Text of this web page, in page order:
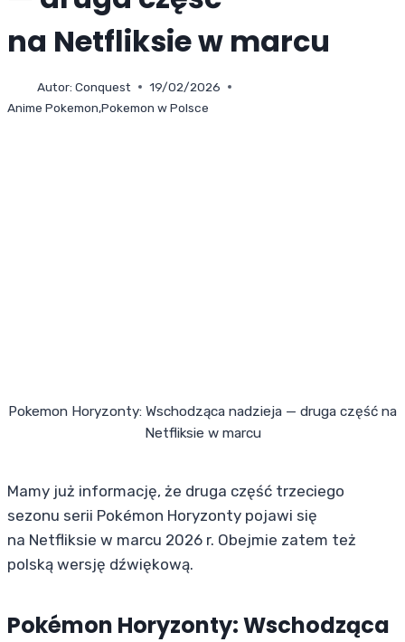
na Netfliksie w marcu
Autor: Conquest
19/02/2026
Anime Pokemon,Pokemon w Polsce
Pokemon Horyzonty: Wschodząca nadzieja — druga część na
Netfliksie w marcu
Mamy już informację, że druga część trzeciego
sezonu serii Pokémon Horyzonty pojawi się
na Netfliksie w marcu 2026 r. Obejmie zatem też
polską wersję dźwiękową.
Pokémon Horyzonty: Wschodząca